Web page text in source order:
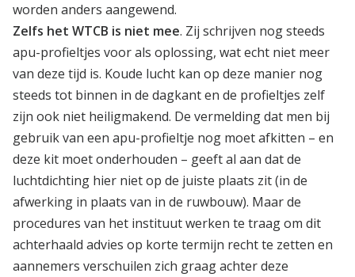
worden anders aangewend.
Zelfs het WTCB is niet mee. Zij schrijven nog steeds
apu-profieltjes voor als oplossing, wat echt niet meer
van deze tijd is. Koude lucht kan op deze manier nog
steeds tot binnen in de dagkant en de profieltjes zelf
zijn ook niet heiligmakend. De vermelding dat men bij
gebruik van een apu-profieltje nog moet afkitten – en
deze kit moet onderhouden – geeft al aan dat de
luchtdichting hier niet op de juiste plaats zit (in de
afwerking in plaats van in de ruwbouw). Maar de
procedures van het instituut werken te traag om dit
achterhaald advies op korte termijn recht te zetten en
aannemers verschuilen zich graag achter deze